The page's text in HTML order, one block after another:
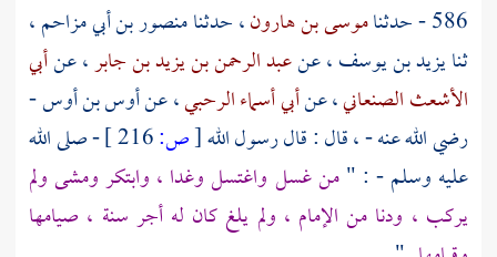
586 - حدثنا موسى بن هارون، حدثنامنصور بن أبي مزاحم،
ثنايزيد بن يوسف، عنعبد الرحمن بن يزيد بن جابر، عنأبي
الأشعث الصنعاني، عنأبي أسماء الرحبي، عنأوس بن أوس-
رضي الله عنه - ، قال : قال رسول الله[ص:
- صلى الله
عليه وسلم - : "من غسل واغتسل وغدا ، وابتكر ومشى ولم
يركب ، ودنا من الإمام ، ولم يلغ كان له أجر سنة ، صيامها